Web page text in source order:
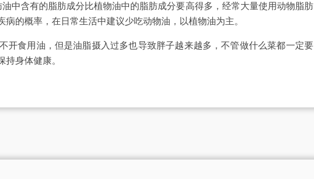
中含有的脂肪成分比植物油中的脂肪成分要高得多，经常大量使用动物脂肪
的概率，在日常生活中建议少吃动物油，以植物油为主。
开食用油，但是油脂摄入过多也导致胖子越来越多，不管做什么菜都一定要
身体健康。